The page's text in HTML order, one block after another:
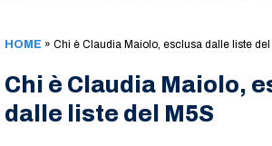
HOME » Chi è Claudia Maiolo, esclusa dalle liste del
Chi è Claudia Maiolo,
dalle liste del M5S